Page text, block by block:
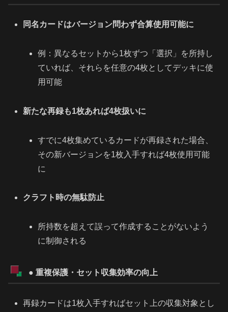
同名カードはバージョン問わず合算使用可能に
例：異なるセットから1枚ずつ「選択」を所持し
ていれば、それらを任意の4枚としてデッキに使
用可能
新たな再録も1枚あれば4枚扱いに
すでに4枚集めているカードが再録された場合、
その新バージョンを1枚入手すれば4枚使用可能
に
クラフト時の無駄防止
所持数を超えて誤って作成することがないよう
に制御される
● 重複保護・セット収集効率の向上
再録カードは1枚入手すればセット上の収集対象とし